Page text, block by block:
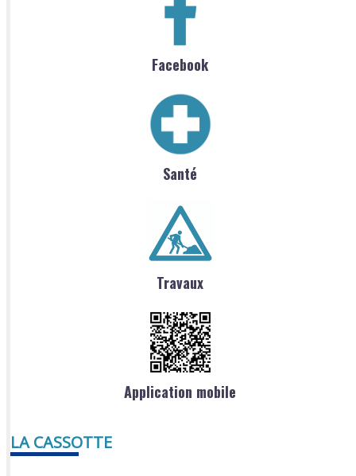
Facebook
Santé
Travaux
Application mobile
LA CASSOTTE